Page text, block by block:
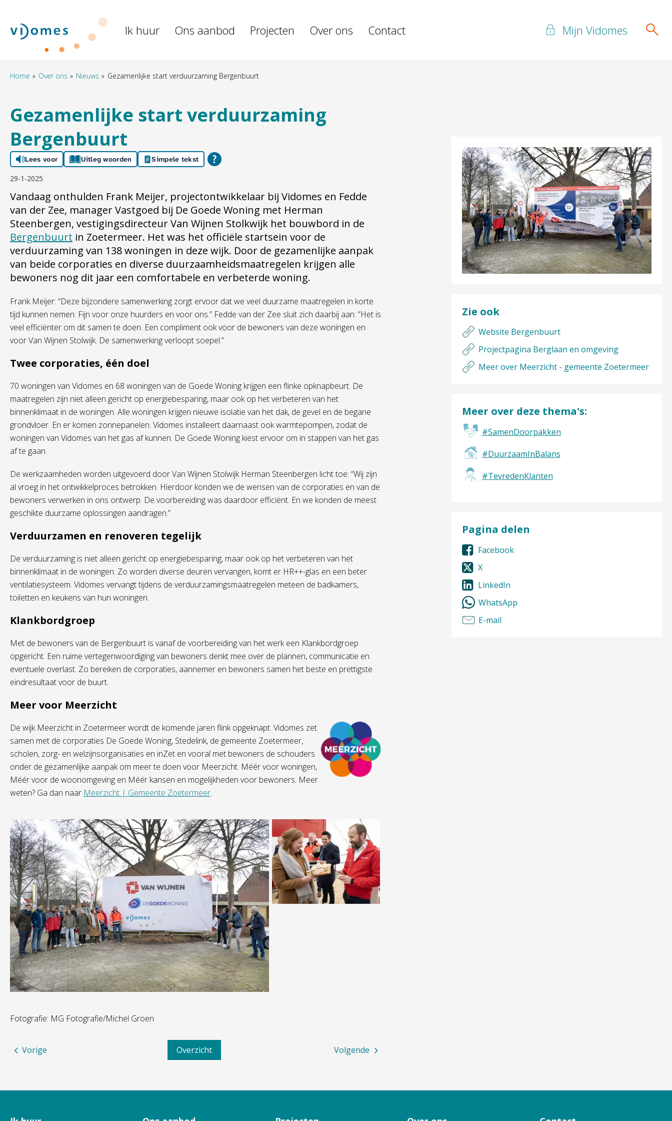
Naar hoofdinhoud
Naar hoofdnavigatiemenu
Naar zoeken
Naar de homepage Ik huur Ons aanbod Projecten Over ons Contact Mijn Vidomes
Home Over ons Nieuws Gezamenlijke start verduurzaming Bergenbuurt
Gezamenlijke start verduurzaming
Bergenbuurt
Lees voor Uitleg woorden Simpele tekst
29-1-2025
Vandaag onthulden Frank Meijer, projectontwikkelaar bij Vidomes en Fedde
van der Zee, manager Vastgoed bij De Goede Woning met Herman
Steenbergen, vestigingsdirecteur Van Wijnen Stolkwijk het bouwbord in de
Bergenbuurt in Zoetermeer. Het was het officiële startsein voor de
verduurzaming van 138 woningen in deze wijk. Door de gezamenlijke aanpak
van beide corporaties en diverse duurzaamheidsmaatregelen krijgen alle
bewoners nog dit jaar een comfortabele en verbeterde woning.
Frank Meijer: “Deze bijzondere samenwerking zorgt ervoor dat we veel duurzame maatregelen in korte
tijd kunnen nemen. Fijn voor onze huurders en voor ons.” Fedde van der Zee sluit zich daarbij aan: ”Het is
veel efficiënter om dit samen te doen. Een compliment ook voor de bewoners van deze woningen en
voor Van Wijnen Stolwijk. De samenwerking verloopt soepel.”
Twee corporaties, één doel
70 woningen van Vidomes en 68 woningen van de Goede Woning krijgen een flinke opknapbeurt. De
maatregelen zijn niet alleen gericht op energiebesparing, maar ook op het verbeteren van het
binnenklimaat in de woningen. Alle woningen krijgen nieuwe isolatie van het dak, de gevel en de begane
grondvloer. En er komen zonnepanelen. Vidomes installeert daarnaast ook warmtepompen, zodat de
woningen van Vidomes van het gas af kunnen. De Goede Woning kiest ervoor om in stappen van het gas
af te gaan.
De werkzaamheden worden uitgevoerd door Van Wijnen Stolwijk Herman Steenbergen licht toe: “Wij zijn
al vroeg in het ontwikkelproces betrokken. Hierdoor konden we de wensen van de corporaties en van de
bewoners verwerken in ons ontwerp. De voorbereiding was daardoor efficiënt. En we konden de meest
geschikte duurzame oplossingen aandragen.”
Verduurzamen en renoveren tegelijk
De verduurzaming is niet alleen gericht op energiebesparing, maar ook op het verbeteren van het
binnenklimaat in de woningen. Zo worden diverse deuren vervangen, komt er HR++-glas en een beter
ventilatiesysteem. Vidomes vervangt tijdens de verduurzamingsmaatregelen meteen de badkamers,
toiletten en keukens van hun woningen.
Klankbordgroep
Met de bewoners van de Bergenbuurt is vanaf de voorbereiding van het werk een Klankbordgroep
opgericht. Een ruime vertegenwoordiging van bewoners denkt mee over de plannen, communicatie en
eventuele overlast. Zo bereiken de corporaties, aannemer en bewoners samen het beste en prettigste
eindresultaat voor de buurt.
Meer voor Meerzicht
De wijk Meerzicht in Zoetermeer wordt de komende jaren flink opgeknapt. Vidomes zet
samen met de corporaties De Goede Woning, Stedelink, de gemeente Zoetermeer,
scholen, zorg- en welzijnsorganisaties en inZet en vooral met bewoners de schouders
onder de gezamenlijke aanpak om meer te doen voor Meerzicht. Méér voor woningen,
Méér voor de woonomgeving en Méér kansen en mogelijkheden voor bewoners. Meer
weten? Ga dan naar Meerzicht | Gemeente Zoetermeer.
Fotografie: MG Fotografie/Michel Groen
Volgende
Overzicht
Vorige
Zie ook
Website Bergenbuurt
Projectpagina Berglaan en omgeving
Meer over Meerzicht - gemeente Zoetermeer
Meer over deze thema's:
#SamenDoorpakken
#DuurzaamInBalans
#TevredenKlanten
Pagina delen
Facebook
X
LinkedIn
WhatsApp
E-mail